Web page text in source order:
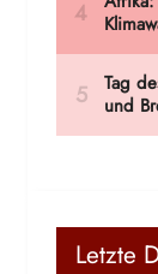
Letzte